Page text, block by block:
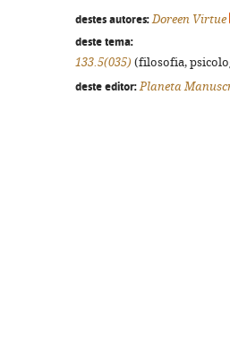
destes autores: Doreen Virtue
deste tema:
133.5(035) (filosofia,
deste editor: Planeta